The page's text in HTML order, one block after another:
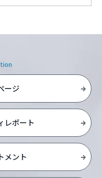
ージ
レポート
メント